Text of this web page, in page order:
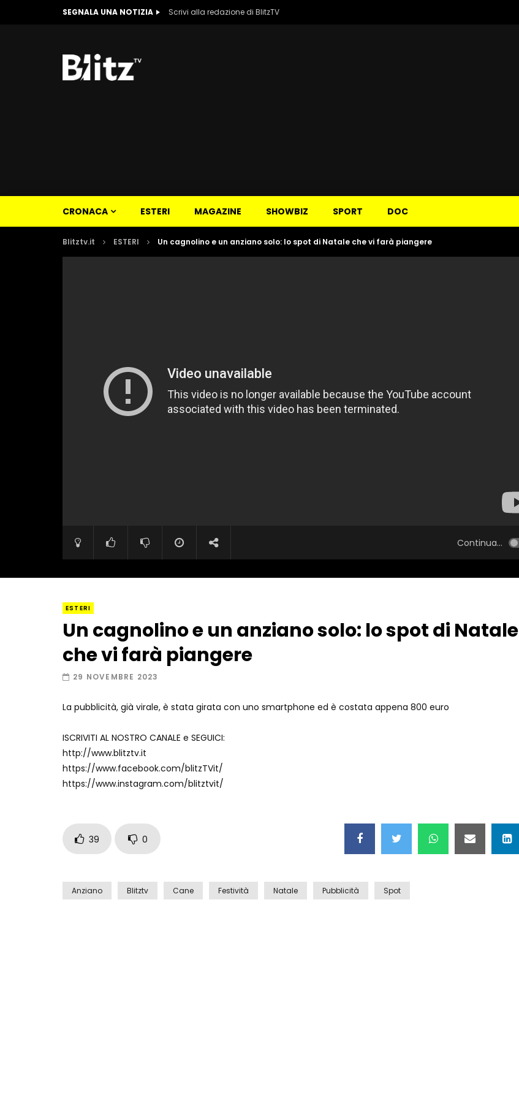
SEGNALA UNA NOTIZIA Scrivi alla redazione di BlitzTV
CRONACA ESTERI MAGAZINE SHOWBIZ SPORT DOC
Blitztv.it ESTERI Un cagnolino e un anziano solo: lo spot di Natale che vi farà piangere
Continua...
ESTERI
Un cagnolino e un anziano solo: lo spot di Natale
che vi farà piangere
29 NOVEMBRE 2023
La pubblicità, già virale, è stata girata con uno smartphone ed è costata appena 800 euro
ISCRIVITI AL NOSTRO CANALE e SEGUICI:
http://www.blitztv.it
https://www.facebook.com/blitzTVit/
https://www.instagram.com/blitztvit/
39 0
Anziano Blitztv Cane Festività Natale Pubblicità Spot